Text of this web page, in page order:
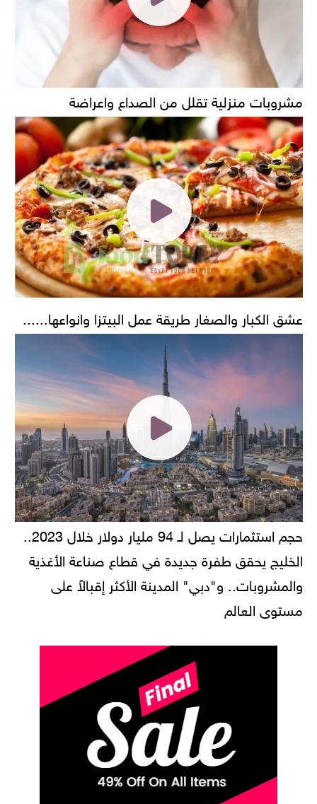
مشروبات منزلية تقلل من الصداع واعراضة
عشق الكبار والصغار طريقة عمل البيتزا وانواعها......
حجم استثمارات يصل لـ 94 مليار دولار خلال 2023..
الخليج يحقق طفرة جديدة في قطاع صناعة الأغذية
والمشروبات.. و"دبي" المدينة الأكثر إقبالاً على
مستوى العالم